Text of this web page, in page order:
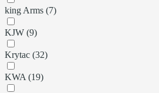
king Arms (7)
KJW (9)
Krytac (32)
KWA (19)